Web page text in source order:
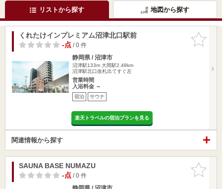
リストから探す 地図から探す
お気に入
りに追加
くれたけインプレミアム沼津北口駅前
-点/ 0 件
静岡県 / 沼津市
沼津駅133m 大岡駅2.48km
沼津駅北口改札出てすぐ左
営業時間
入浴料金 ～
宿泊 サウナ
楽天トラベルの宿泊プランを見る
関連情報から探す
お気に入
りに追加
SAUNA BASE NUMAZU
-点/ 0 件